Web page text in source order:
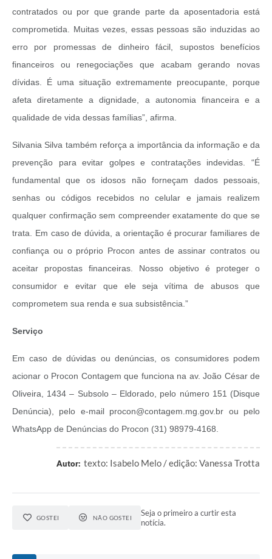
contratados ou por que grande parte da aposentadoria está
comprometida. Muitas vezes, essas pessoas são induzidas ao
erro por promessas de dinheiro fácil, supostos benefícios
financeiros ou renegociações que acabam gerando novas
dívidas. É uma situação extremamente preocupante, porque
afeta diretamente a dignidade, a autonomia financeira e a
qualidade de vida dessas famílias”, afirma.
Silvania Silva também reforça a importância da informação e da
prevenção para evitar golpes e contratações indevidas. “É
fundamental que os idosos não forneçam dados pessoais,
senhas ou códigos recebidos no celular e jamais realizem
qualquer confirmação sem compreender exatamente do que se
trata. Em caso de dúvida, a orientação é procurar familiares de
confiança ou o próprio Procon antes de assinar contratos ou
aceitar propostas financeiras. Nosso objetivo é proteger o
consumidor e evitar que ele seja vítima de abusos que
comprometem sua renda e sua subsistência.”
Serviço
Em caso de dúvidas ou denúncias, os consumidores podem
acionar o Procon Contagem que funciona na av. João César de
Oliveira, 1434 – Subsolo – Eldorado, pelo número 151 (Disque
Denúncia), pelo e-mail procon@contagem.mg.gov.br ou pelo
WhatsApp de Denúncias do Procon (31) 98979-4168.
Autor: texto: Isabelo Melo / edição: Vanessa Trotta
GOSTEI NÃO GOSTEI
Seja o primeiro a curtir esta
notícia.